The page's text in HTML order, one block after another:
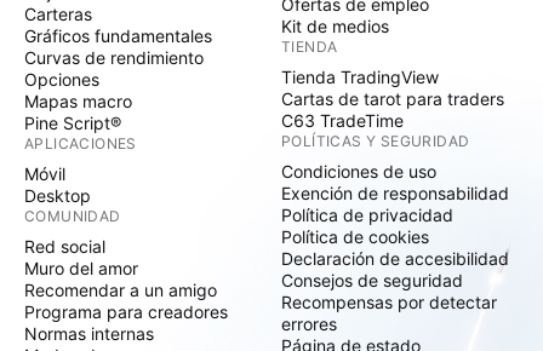
Carteras
Gráficos fundamentales
Curvas de rendimiento
Opciones
Mapas macro
Pine Script®
APLICACIONES
Móvil
Desktop
COMUNIDAD
Red social
Muro del amor
Recomendar a un amigo
Programa para creadores
Normas internas
Ofertas de empleo
Kit de medios
TIENDA
Tienda TradingView
Cartas de tarot para traders
C63 TradeTime
POLÍTICAS Y SEGURIDAD
Condiciones de uso
Exención de responsabilidad
Política de privacidad
Política de cookies
Declaración de accesibilidad
Consejos de seguridad
Recompensas por detectar
errores
Página de estado